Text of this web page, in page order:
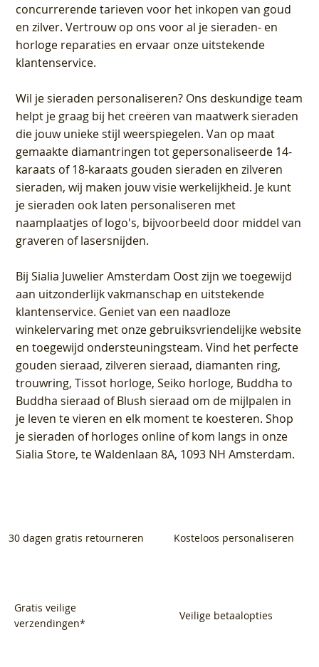
concurrerende tarieven voor het inkopen van goud
en zilver. Vertrouw op ons voor al je sieraden- en
horloge reparaties en ervaar onze uitstekende
klantenservice.
Wil je sieraden personaliseren? Ons deskundige team
helpt je graag bij het creëren van maatwerk sieraden
die jouw unieke stijl weerspiegelen. Van op maat
gemaakte diamantringen tot gepersonaliseerde 14-
karaats of 18-karaats gouden sieraden en zilveren
sieraden, wij maken jouw visie werkelijkheid. Je kunt
je sieraden ook laten personaliseren met
naamplaatjes of logo's, bijvoorbeeld door middel van
graveren of lasersnijden.
BijSialia Juwelier Amsterdam Oostzijn we toegewijd
aan uitzonderlijk vakmanschap en uitstekende
klantenservice. Geniet van een naadloze
winkelervaring met onze gebruiksvriendelijke website
en toegewijd ondersteuningsteam. Vind het perfecte
gouden sieraad, zilveren sieraad, diamanten ring,
trouwring, Tissot horloge, Seiko horloge, Buddha to
Buddha sieraad of Blush sieraad om de mijlpalen in
je leven te vieren en elk moment te koesteren. Shop
je sieraden of horloges online of kom langs in onze
Sialia Store, te Waldenlaan 8A, 1093 NH Amsterdam.
30 dagen gratis retourneren Kosteloos personaliseren
Gratis veilige
verzendingen*
Veilige betaalopties